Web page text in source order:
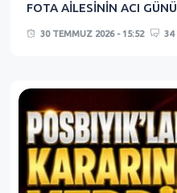
FOTA AİLESİNİN ACI GÜNÜ
30 TEMMUZ 2026 - 15:52 34